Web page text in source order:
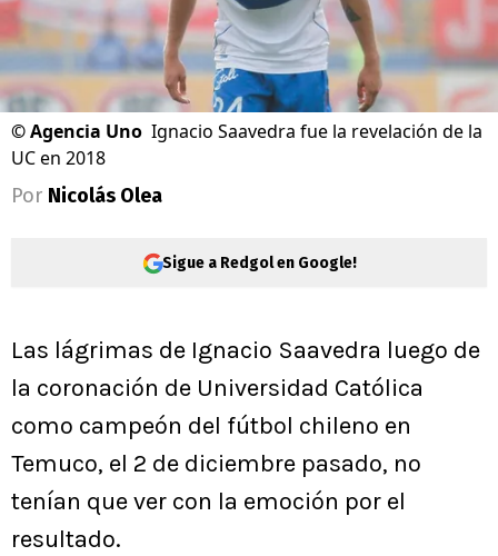
©Agencia Uno Ignacio Saavedra fue la revelación de la
UC en 2018
Por Nicolás Olea
Sigue a Redgol en Google!
Las lágrimas de Ignacio Saavedra luego de
la coronación de Universidad Católica
como campeón del fútbol chileno en
Temuco, el 2 de diciembre pasado, no
tenían que ver con la emoción por el
resultado.